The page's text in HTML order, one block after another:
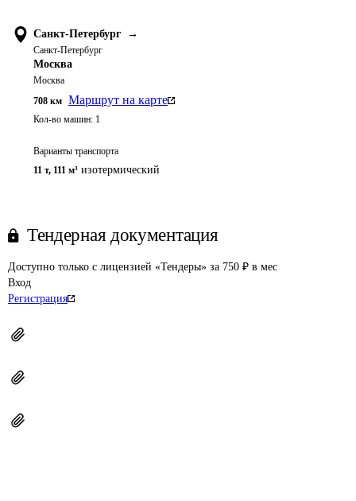
Санкт-Петербург →
Санкт-Петербург
Москва
Москва
708 км Маршрут на карте
Кол-во машин: 1
Варианты транспорта
11 т, 111 м³ изотермический
Тендерная документация
Доступно только с лицензией «Тендеры» за 750 ₽ в мес
Вход
Регистрация